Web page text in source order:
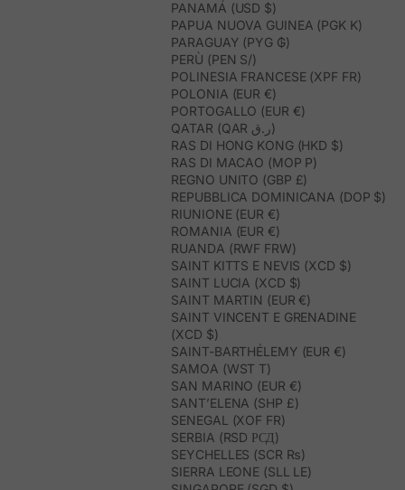
PANAMÁ (USD $)
PAPUA NUOVA GUINEA (PGK K)
PARAGUAY (PYG ₲)
PERÙ (PEN S/)
POLINESIA FRANCESE (XPF FR)
POLONIA (EUR €)
PORTOGALLO (EUR €)
QATAR (QAR ر.ق)
RAS DI HONG KONG (HKD $)
RAS DI MACAO (MOP P)
REGNO UNITO (GBP £)
REPUBBLICA DOMINICANA (DOP $)
RIUNIONE (EUR €)
ROMANIA (EUR €)
RUANDA (RWF FRW)
SAINT KITTS E NEVIS (XCD $)
SAINT LUCIA (XCD $)
SAINT MARTIN (EUR €)
SAINT VINCENT E GRENADINE
(XCD $)
SAINT-BARTHÉLEMY (EUR €)
SAMOA (WST T)
SAN MARINO (EUR €)
SANT’ELENA (SHP £)
SENEGAL (XOF FR)
SERBIA (RSD РСД)
SEYCHELLES (SCR ₨)
SIERRA LEONE (SLL LE)